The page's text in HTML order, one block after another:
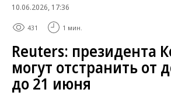
10.06.2026, 17:36
431 1 мин.
Reuters: президента
могут отстранить от
до 21 июня